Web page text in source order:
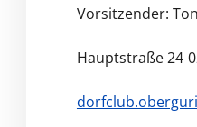
Vorsitzender:
Hauptstraße 24